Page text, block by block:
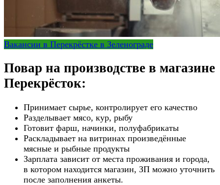
Вакансии в Перекрёстке в Зеленограде
Повар на производстве в магазине
Перекрёсток:
Принимает сырье, контролирует его качество
Разделывает мясо, кур, рыбу
Готовит фарш, начинки, полуфабрикаты
Раскладывает на витринах произведённые
мясные и рыбные продукты
Зарплата зависит от места проживания и города,
в котором находится магазин, ЗП можно уточнить
после заполнения анкеты.